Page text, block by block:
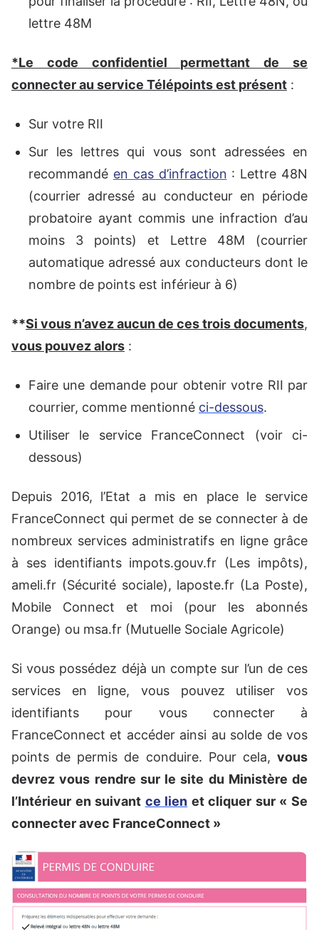
lettre 48M
*Le code confidentiel permettant de se
connecter au service Télépoints est présent :
Sur votre RII
Sur les lettres qui vous sont adressées en
recommandé en cas d’infraction : Lettre 48N
(courrier adressé au conducteur en période
probatoire ayant commis une infraction d’au
moins 3 points) et Lettre 48M (courrier
automatique adressé aux conducteurs dont le
nombre de points est inférieur à 6)
**Si vous n’avez aucun de ces trois documents,
vous pouvez alors :
Faire une demande pour obtenir votre RII par
courrier, comme mentionné ci-dessous.
Utiliser le service FranceConnect (voir ci-
dessous)
Depuis 2016, l’Etat a mis en place le service
FranceConnect qui permet de se connecter à de
nombreux services administratifs en ligne grâce
à ses identifiants impots.gouv.fr (Les impôts),
ameli.fr (Sécurité sociale), laposte.fr (La Poste),
Mobile Connect et moi (pour les abonnés
Orange) ou msa.fr (Mutuelle Sociale Agricole)
Si vous possédez déjà un compte sur l’un de ces
services en ligne, vous pouvez utiliser vos
identifiants pour vous connecter à
FranceConnect et accéder ainsi au solde de vos
points de permis de conduire. Pour cela, vous
devrez vous rendre sur le site du Ministère de
l’Intérieur en suivant ce lien et cliquer sur « Se
connecter avec FranceConnect »